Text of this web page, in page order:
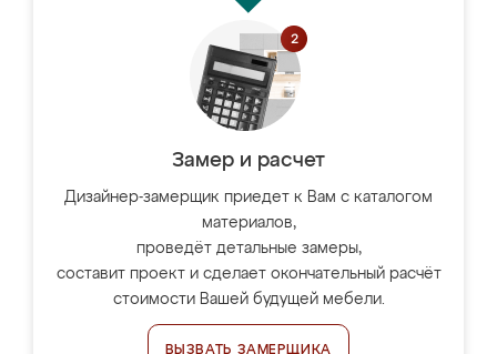
Замер и расчет
Дизайнер-замерщик приедет к Вам с каталогом
материалов,
проведёт детальные замеры,
составит проект и сделает окончательный расчёт
стоимости Вашей будущей мебели.
ВЫЗВАТЬ ЗАМЕРЩИКА